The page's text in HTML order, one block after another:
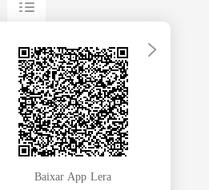
Baixar App Lera